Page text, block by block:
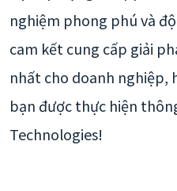
nghiệm phong phú và
cam kết cung cấp giải
nhất cho doanh nghiệp,
bạn được thực hiện
Technologies!